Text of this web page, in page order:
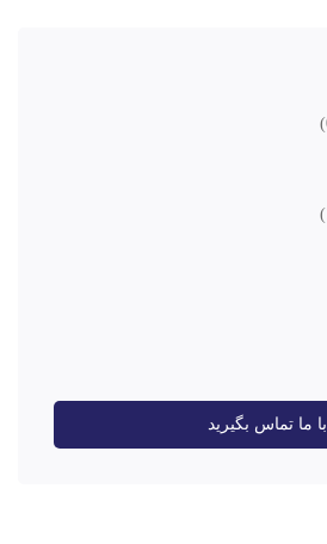
با ما تماس بگیرید